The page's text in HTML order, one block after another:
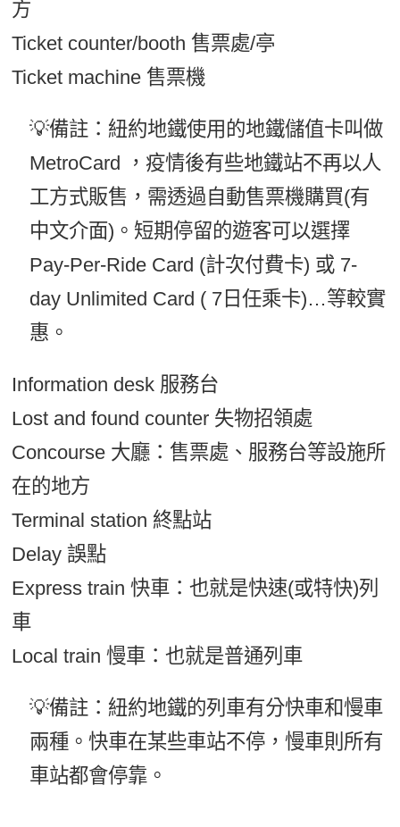
方
Ticket counter/booth 售票處/亭
Ticket machine 售票機
💡備註：紐約地鐵使用的地鐵儲值卡叫做
MetroCard ，疫情後有些地鐵站不再以人
工方式販售，需透過自動售票機購買(有
中文介面)。短期停留的遊客可以選擇
Pay-Per-Ride Card (計次付費卡) 或 7-
day Unlimited Card ( 7日任乘卡)…等較實
惠。
Information desk 服務台
Lost and found counter 失物招領處
Concourse 大廳：售票處、服務台等設施所
在的地方
Terminal station 終點站
Delay 誤點
Express train 快車：也就是快速(或特快)列
車
Local train 慢車：也就是普通列車
💡備註：紐約地鐵的列車有分快車和慢車
兩種。快車在某些車站不停，慢車則所有
車站都會停靠。